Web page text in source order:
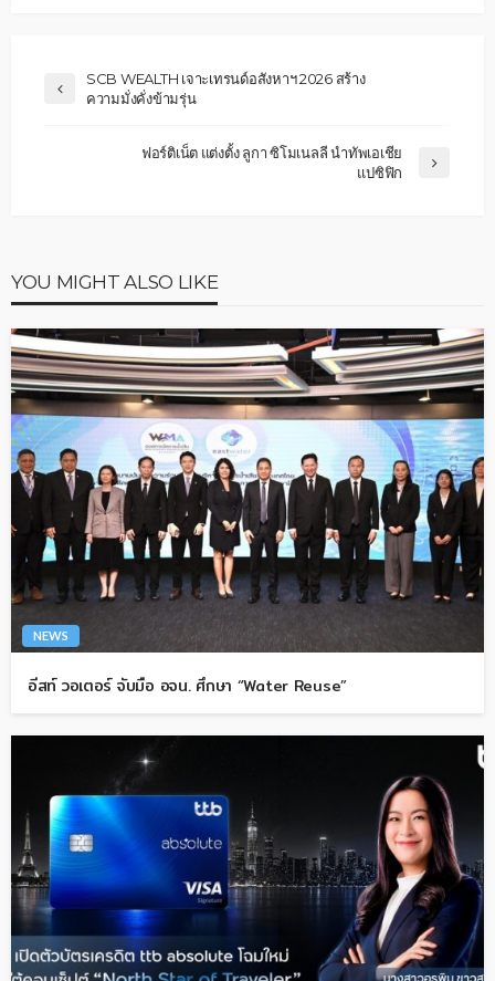
SCB WEALTH เจาะเทรนด์อสังหาฯ 2026 สร้าง
ความมั่งคั่งข้ามรุ่น
ฟอร์ติเน็ต แต่งตั้ง ลูกา ซิโมเนลลี นำทัพเอเชีย
แปซิฟิก
YOU MIGHT ALSO LIKE
NEWS
อีสท์ วอเตอร์ จับมือ อจน. ศึกษา “Water Reuse”